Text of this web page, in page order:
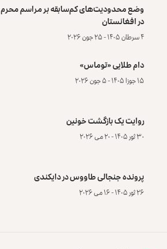
وضع محدودیت‌های کم‌سابقه بر مراسم محرم
در افغانستان
۴ سرطان ۱۴۰۵ - ۲۵ جون ۲۰۲۶
دام طلایی «توماس»
۱۵ جوزا ۱۴۰۵ - ۵ جون ۲۰۲۶
روایت یک بازگشت خونین
۳۰ ثور ۱۴۰۵ - ۲۰ می ۲۰۲۶
پرونده‌ جنجالی طاووس در دایکندی
۲۶ ثور ۱۴۰۵ - ۱۶ می ۲۰۲۶